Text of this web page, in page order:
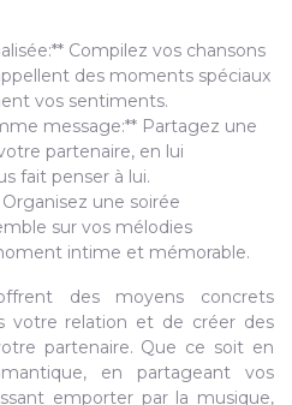
Compilez vos chansons
des moments spéciaux
vos sentiments.
message:** Partagez une
partenaire, en lui
fait penser à lui.
une soirée
sur vos mélodies
intime et mémorable.
des moyens concrets
votre relation et de créer des
partenaire. Que ce soit en
en partageant vos
emporter par la musique,